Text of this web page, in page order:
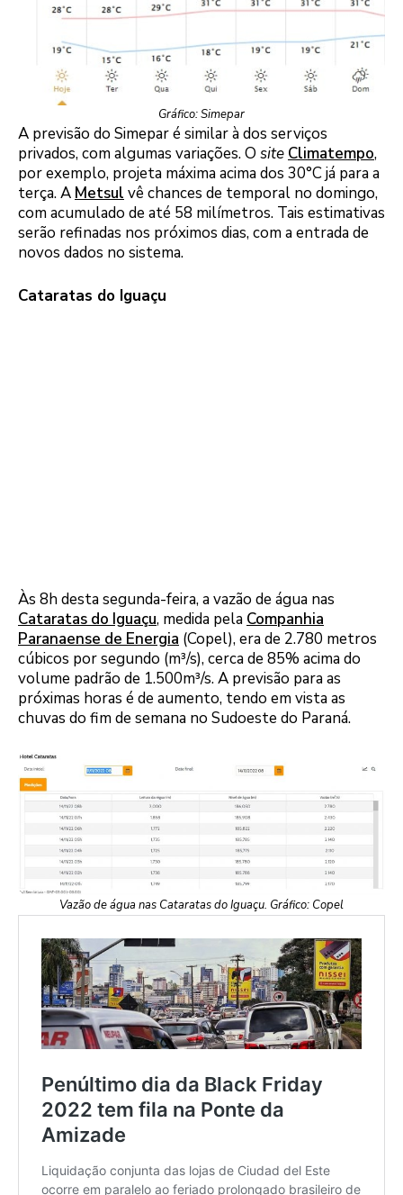
Gráfico: Simepar
A previsão do Simepar é similar à dos serviços
privados, com algumas variações. O site Climatempo,
por exemplo, projeta máxima acima dos 30°C já para a
terça. A Metsul vê chances de temporal no domingo,
com acumulado de até 58 milímetros. Tais estimativas
serão refinadas nos próximos dias, com a entrada de
novos dados no sistema.
Cataratas do Iguaçu
Às 8h desta segunda-feira, a vazão de água nas
Cataratas do Iguaçu, medida pela Companhia
Paranaense de Energia (Copel), era de 2.780 metros
cúbicos por segundo (m³/s), cerca de 85% acima do
volume padrão de 1.500m³/s. A previsão para as
próximas horas é de aumento, tendo em vista as
chuvas do fim de semana no Sudoeste do Paraná.
Vazão de água nas Cataratas do Iguaçu. Gráfico: Copel